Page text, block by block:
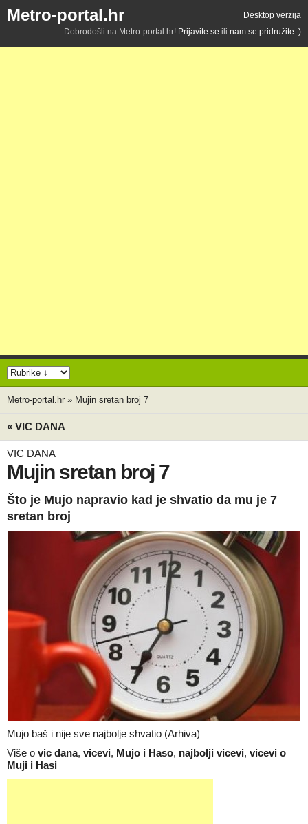
Metro-portal.hr
Desktop verzija
Dobrodošli na Metro-portal.hr! Prijavite se ili nam se pridružite :)
Metro-portal.hr » Mujin sretan broj 7
« VIC DANA
VIC DANA
Mujin sretan broj 7
Što je Mujo napravio kad je shvatio da mu je 7
sretan broj
Mujo baš i nije sve najbolje shvatio (Arhiva)
Više o vic dana, vicevi, Mujo i Haso, najbolji vicevi, vicevi o
Muji i Hasi